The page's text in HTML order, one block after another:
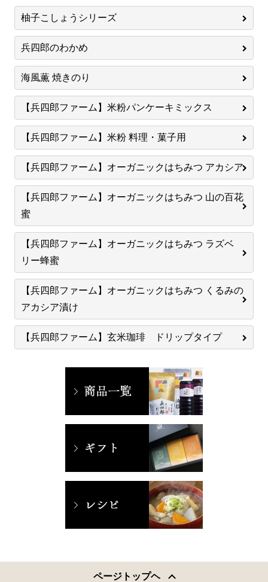
柚子こしょうシリーズ
兵四郎のわかめ
海風薫 焼きのり
【兵四郎ファーム】米粉パンケーキミックス
【兵四郎ファーム】米粉 料理・菓子用
【兵四郎ファーム】オーガニックはちみつ アカシア
【兵四郎ファーム】オーガニックはちみつ 山の百花
蜜
【兵四郎ファーム】オーガニックはちみつ ラズベ
リー蜂蜜
【兵四郎ファーム】オーガニックはちみつ くるみの
アカシア漬け
【兵四郎ファーム】玄米珈琲 ドリップタイプ
ページトップヘ